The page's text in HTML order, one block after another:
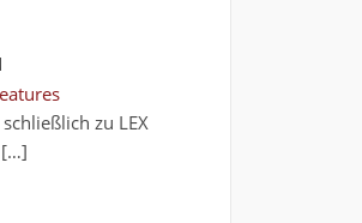
zu LEX
[…]